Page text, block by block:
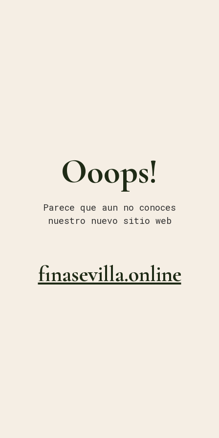
Ooops!
Parece que aun no conoces
nuestro nuevo sitio web
finasevilla.online